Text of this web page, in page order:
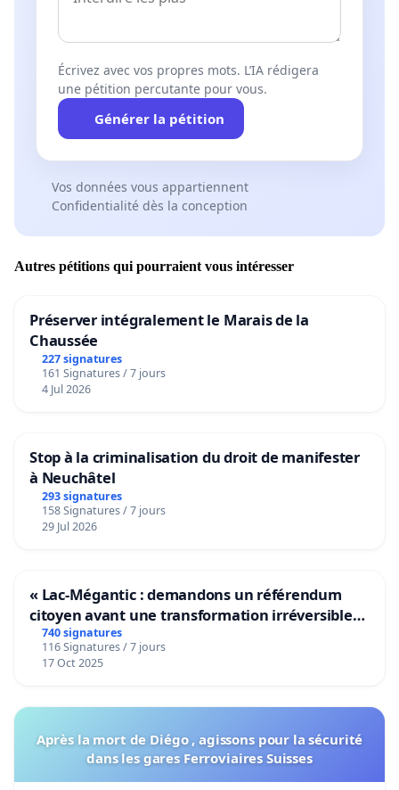
Écrivez avec vos propres mots. L’IA rédigera
une pétition percutante pour vous.
Générer la pétition
Vos données vous appartiennent
Confidentialité dès la conception
Autres pétitions qui pourraient vous intéresser
Préserver intégralement le Marais de la
Chaussée
227 signatures
161 Signatures / 7 jours
4 Jul 2026
Stop à la criminalisation du droit de manifester
à Neuchâtel
293 signatures
158 Signatures / 7 jours
29 Jul 2026
« Lac-Mégantic : demandons un référendum
citoyen avant une transformation irréversible
de notre territoire »
740 signatures
116 Signatures / 7 jours
17 Oct 2025
Après la mort de Diégo , agissons pour la sécurité
dans les gares Ferroviaires Suisses